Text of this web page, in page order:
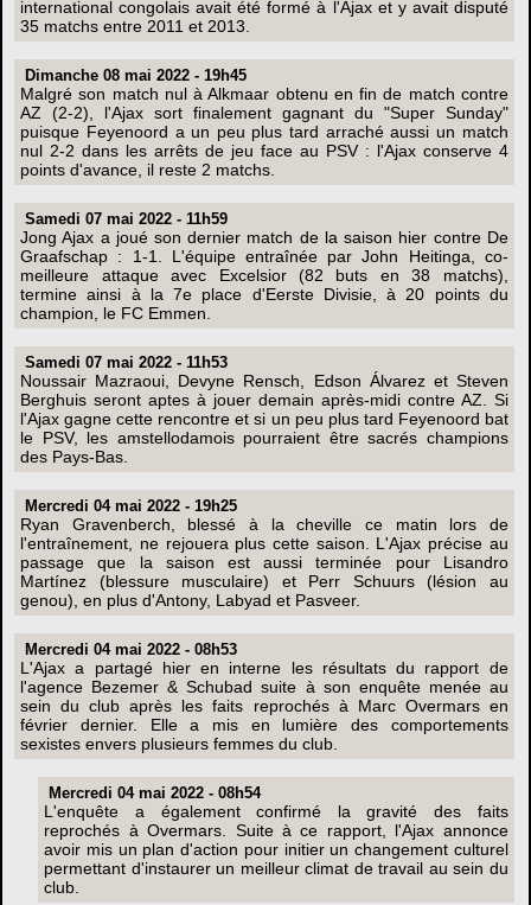
international congolais avait été formé à l'Ajax et y avait disputé
35 matchs entre 2011 et 2013.
Dimanche 08 mai 2022 - 19h45
Malgré son match nul à Alkmaar obtenu en fin de match contre
AZ (2-2), l'Ajax sort finalement gagnant du "Super Sunday"
puisque Feyenoord a un peu plus tard arraché aussi un match
nul 2-2 dans les arrêts de jeu face au PSV : l'Ajax conserve 4
points d'avance, il reste 2 matchs.
Samedi 07 mai 2022 - 11h59
Jong Ajax a joué son dernier match de la saison hier contre De
Graafschap : 1-1. L'équipe entraînée par John Heitinga, co-
meilleure attaque avec Excelsior (82 buts en 38 matchs),
termine ainsi à la 7e place d'Eerste Divisie, à 20 points du
champion, le FC Emmen.
Samedi 07 mai 2022 - 11h53
Noussair Mazraoui, Devyne Rensch, Edson Álvarez et Steven
Berghuis seront aptes à jouer demain après-midi contre AZ. Si
l'Ajax gagne cette rencontre et si un peu plus tard Feyenoord bat
le PSV, les amstellodamois pourraient être sacrés champions
des Pays-Bas.
Mercredi 04 mai 2022 - 19h25
Ryan Gravenberch, blessé à la cheville ce matin lors de
l'entraînement, ne rejouera plus cette saison. L'Ajax précise au
passage que la saison est aussi terminée pour Lisandro
Martínez (blessure musculaire) et Perr Schuurs (lésion au
genou), en plus d'Antony, Labyad et Pasveer.
Mercredi 04 mai 2022 - 08h53
L'Ajax a partagé hier en interne les résultats du rapport de
l'agence Bezemer & Schubad suite à son enquête menée au
sein du club après les faits reprochés à Marc Overmars en
février dernier. Elle a mis en lumière des comportements
sexistes envers plusieurs femmes du club.
Mercredi 04 mai 2022 - 08h54
L'enquête a également confirmé la gravité des faits
reprochés à Overmars. Suite à ce rapport, l'Ajax annonce
avoir mis un plan d'action pour initier un changement culturel
permettant d'instaurer un meilleur climat de travail au sein du
club.